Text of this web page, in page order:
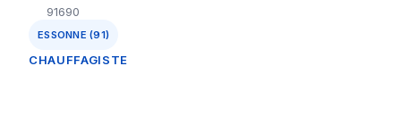
91690
ESSONNE (91)
CHAUFFAGISTE